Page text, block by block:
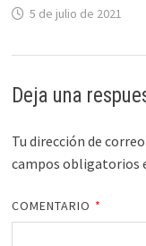
5 de julio de 2021
Deja una
Tu dirección de
campos obligatorios
COMENTARIO *